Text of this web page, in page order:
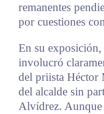
remanentes
por cuestiones
En su exposición,
involucró
del priista Héctor
del alcalde sin
Alvídrez.